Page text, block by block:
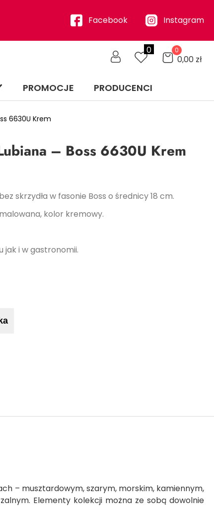
Facebook Instagram
0 0
0,00 zł
PROMOCJE PRODUCENCI
6630U Krem
– Boss 6630U Krem
skrzydła w fasonie Boss o średnicy 18 cm.
kolor kremowy.
jak i w gastronomii.
– musztardowym, szarym, morskim, kamiennym,
Elementy kolekcji można ze sobą dowolnie